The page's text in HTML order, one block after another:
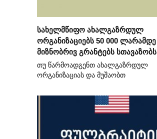
სახელმწიფო ახალგაზრდულ
ორგანიზაციებს 50 000 ლარამდე
მიზნობრივ გრანტებს სთავაზობს
თუ წარმოადგენთ ახალგაზრდულ
ორგანიზაციას და მუშაობთ